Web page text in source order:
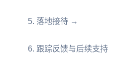
5. 落地接待 →
6. 跟踪反馈与后续支持